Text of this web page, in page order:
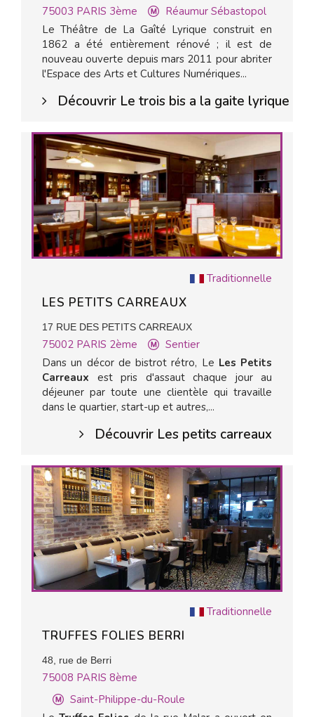
75003 PARIS 3ème
Réaumur Sébastopol
Le Théâtre de La Gaîté Lyrique construit en
1862 a été entièrement rénové ; il est de
nouveau ouverte depuis mars 2011 pour abriter
l'Espace des Arts et Cultures Numériques...
Découvrir Le trois bis a la gaite lyrique
Traditionnelle
LES PETITS CARREAUX
17 RUE DES PETITS CARREAUX
75002 PARIS 2ème
Sentier
Dans un décor de bistrot rétro, Le Les Petits
Carreaux est pris d'assaut chaque jour au
déjeuner par toute une clientèle qui travaille
dans le quartier, start-up et autres,...
Découvrir Les petits carreaux
Traditionnelle
TRUFFES FOLIES BERRI
48, rue de Berri
75008 PARIS 8ème
Saint-Philippe-du-Roule